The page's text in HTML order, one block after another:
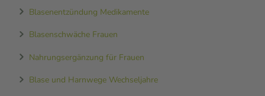
Blasenentzündung Medikamente
Blasenschwäche Frauen
Nahrungsergänzung für Frauen
Blase und Harnwege Wechseljahre